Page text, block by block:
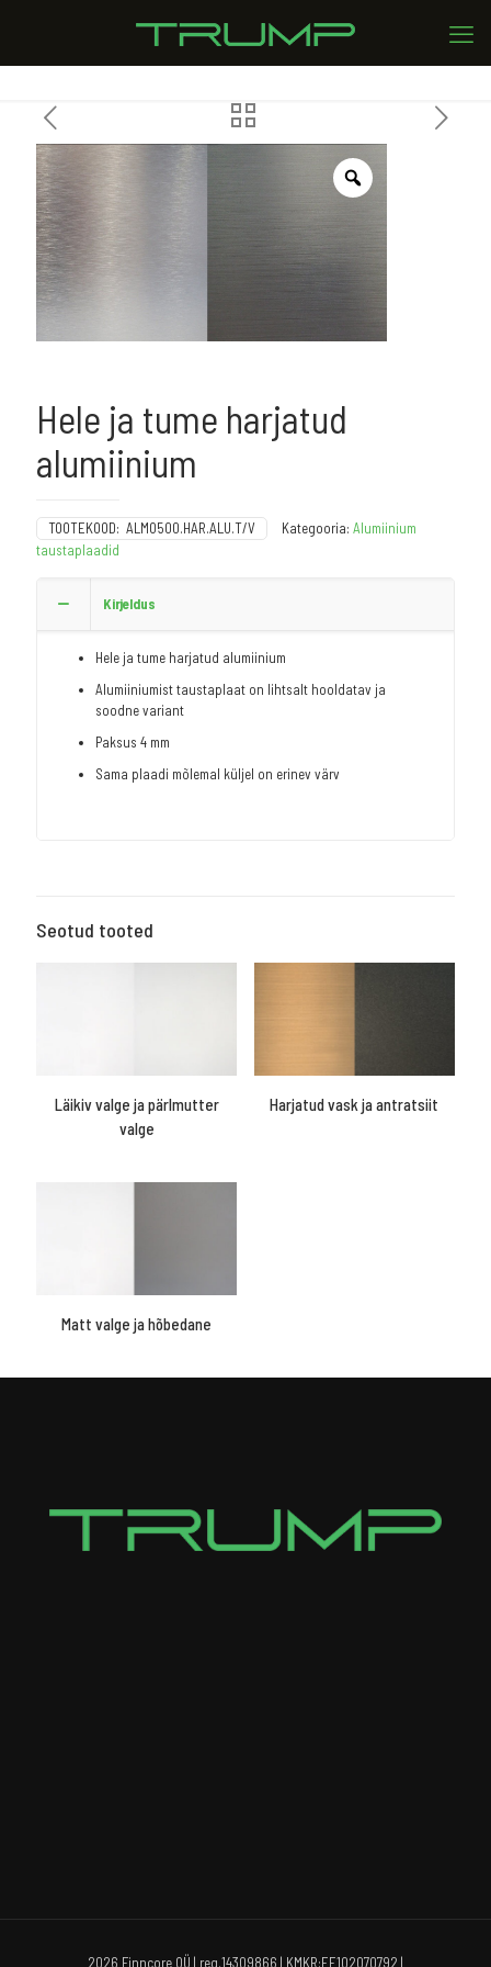
Hele ja tume harjatud
alumiinium
TOOTEKOOD: ALMO500.HAR.ALU.T/V Kategooria: Alumiinium
taustaplaadid
Kirjeldus
Hele ja tume harjatud alumiinium
Alumiiniumist taustaplaat on lihtsalt hooldatav ja
soodne variant
Paksus 4 mm
Sama plaadi mõlemal küljel on erinev värv
Seotud tooted
Läikiv valge ja pärlmutter
valge
Harjatud vask ja antratsiit
Matt valge ja hõbedane
2026 Finncore OÜ | reg.14309866 | KMKR:EE102070792 |